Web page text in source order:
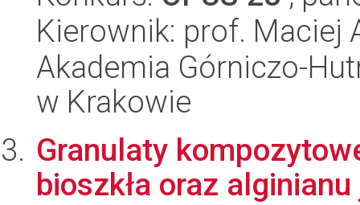
Kierownik: prof. Maciej
Akademia Górniczo-
w Krakowie
Granulaty
bioszkła oraz